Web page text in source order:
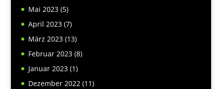
Mai 2023(5)
April 2023(7)
März 2023(13)
Februar 2023(8)
Januar 2023(1)
Dezember 2022(11)